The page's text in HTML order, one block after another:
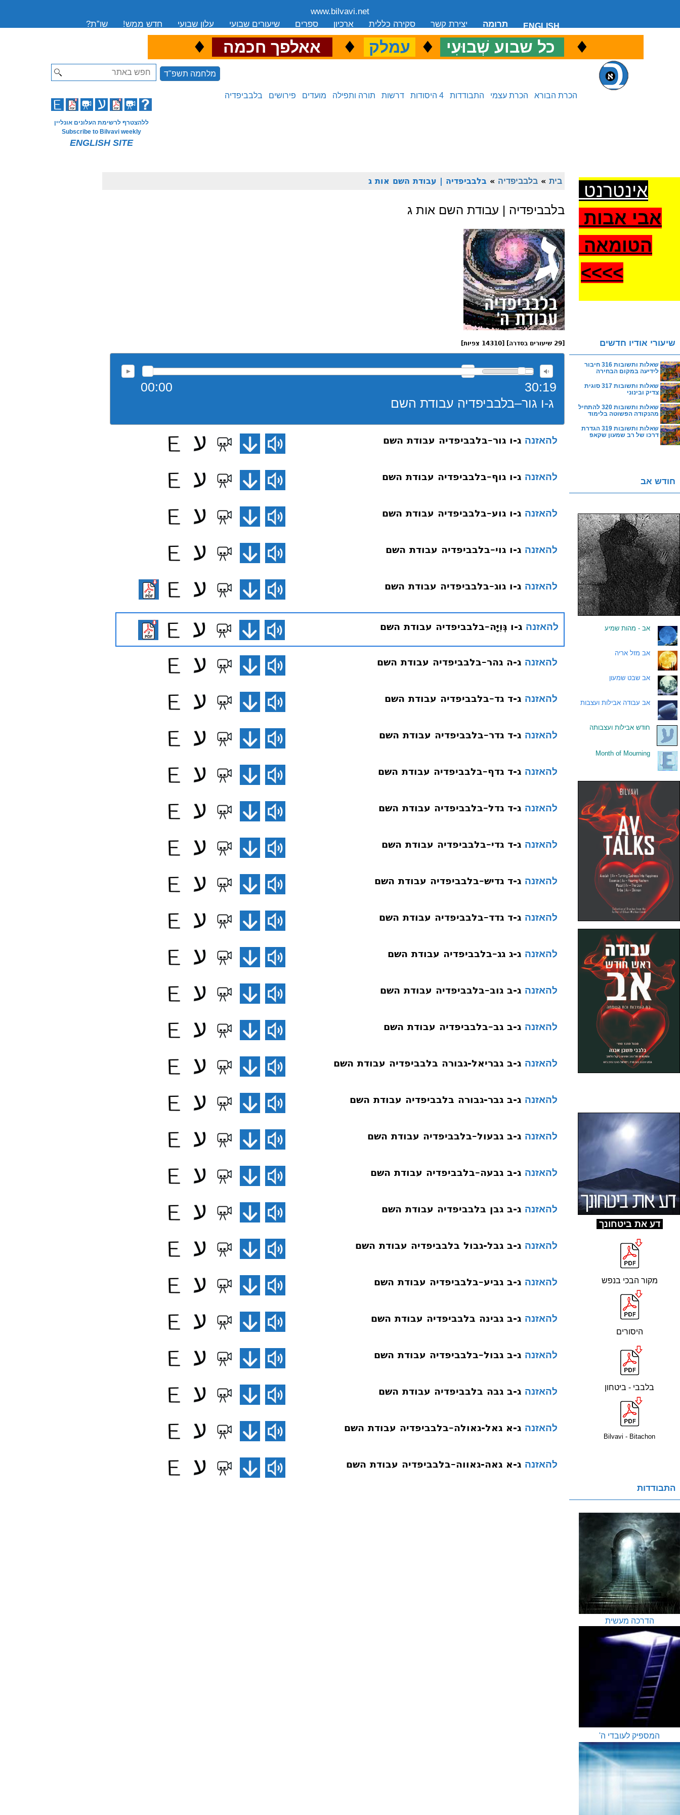
www.bilvavi.net
שו”ת?
חדש ממש! עלון שבועי שיעורים שבועי ספרים ארכיון סקירה כללית יצירת קשר תרומה ENGLISH
♦ כל שבוע שְׁבוּעִי ♦ עמלק ♦ אאלפך חכמה ♦
Search
מלחמה תשפ"ד
הכרת הבורא הכרת עצמי התבודדות 4 היסודות דרשות תורה ותפילה מועדים פירושים בלבביפדיה
ללהצטרף לרשימת העלונים אונליין
Subscribe to Bilvavi weekly
ENGLISH SITE
בית »בלבביפדיה » בלבביפדיה | עבודת השם אות ג
בלבביפדיה | עבודת השם אות ג
[29 שיעורים בסדרה] [14310 צפיות]
00:00
30:19
ג-ו גור–בלבביפדיה עבודת השם
להאזנה ג-ו גור–בלבביפדיה עבודת השם
להאזנה ג-ו גוף–בלבביפדיה עבודת השם
להאזנה ג-ו גוע–בלבביפדיה עבודת השם
להאזנה ג-ו גוי–בלבביפדיה עבודת השם
להאזנה ג-ו גוג–בלבביפדיה עבודת השם
להאזנה ג-ו גְּוִיָּה–בלבביפדיה עבודת השם
להאזנה ג-ה גהר–בלבביפדיה עבודת השם
להאזנה ג-ד גד–בלבביפדיה עבודת השם
להאזנה ג-ד גדר–בלבביפדיה עבודת השם
להאזנה ג-ד גדף–בלבביפדיה עבודת השם
להאזנה ג-ד גדל–בלבביפדיה עבודת השם
להאזנה ג-ד גדי–בלבביפדיה עבודת השם
להאזנה ג-ד גדיש–בלבביפדיה עבודת השם
להאזנה ג-ד גדד–בלבביפדיה עבודת השם
להאזנה ג-ג גג–בלבביפדיה עבודת השם
להאזנה ג-ב גוב–בלבביפדיה עבודת השם
להאזנה ג-ב גב–בלבביפדיה עבודת השם
להאזנה ג-ב גבריאל-גבורה בלבביפדיה עבודת השם
להאזנה ג-ב גבר-גבורה בלבביפדיה עבודת השם
להאזנה ג-ב גבעול–בלבביפדיה עבודת השם
להאזנה ג-ב גבעה–בלבביפדיה עבודת השם
להאזנה ג-ב גבן בלבביפדיה עבודת השם
להאזנה ג-ב גבל-גבול בלבביפדיה עבודת השם
להאזנה ג-ב גביע–בלבביפדיה עבודת השם
להאזנה ג-ב גבינה בלבביפדיה עבודת השם
להאזנה ג-ב גבול–בלבביפדיה עבודת השם
להאזנה ג-ב גבה בלבביפדיה עבודת השם
להאזנה ג-א גאל-גאולה–בלבביפדיה עבודת השם
להאזנה ג-א גאה-גאווה–בלבביפדיה עבודת השם
אינטרנט
אבי אבות
הטומאה
>>>
>
שיעורי אודיו חדשים
שאלות ותשובות 316 חיבור
לידיעה במקום הבחירה
שאלות ותשובות 317 סוגית
צדיק ובינוני
שאלות ותשובות 320 להתחיל
מהנקודה הפשוטה בלימוד
שאלות ותשובות 319 הגדרת
דרכו של רב שמעון שקאפ
חודש אב
אב - מהות שמיע
אב מזל אריה
אב שבט שמעון
אב עבודה אבילות ועצבות
חודש אבילות ועצבותה
Month of Mourning
דע את ביטחונך
מקור הבכי בנפש
היסורים
בלבבי - ביטחון
Bilvavi - Bitachon
התבודדות
הדרכה מעשית
המספיק לעובדי ה'